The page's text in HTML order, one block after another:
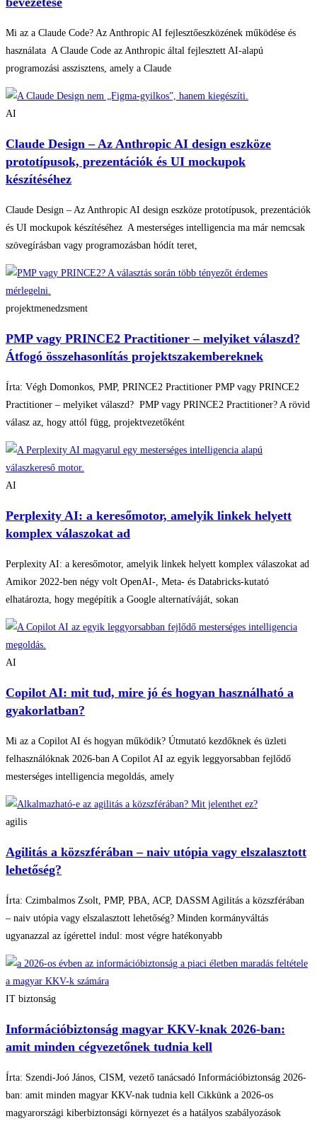
Mi az a Claude Code? Az Anthropic AI fejlesztőeszközének működése és
használata A Claude Code az Anthropic által fejlesztett AI-alapú
programozási asszisztens, amely a Claude
AI
Claude Design – Az Anthropic AI design eszköze
prototípusok, prezentációk és UI mockupok
készítéséhez
Claude Design – Az Anthropic AI design eszköze prototípusok, prezentációk
és UI mockupok készítéséhez A mesterséges intelligencia ma már nemcsak
szövegírásban vagy programozásban hódít teret,
projektmenedzsment
PMP vagy PRINCE2 Practitioner – melyiket válaszd?
Átfogó összehasonlítás projektszakembereknek
Írta: Végh Domonkos, PMP, PRINCE2 Practitioner PMP vagy PRINCE2
Practitioner – melyiket válaszd? PMP vagy PRINCE2 Practitioner? A rövid
válasz az, hogy attól függ, projektvezetőként
AI
Perplexity AI: a keresőmotor, amelyik linkek helyett
komplex válaszokat ad
Perplexity AI: a keresőmotor, amelyik linkek helyett komplex válaszokat ad
Amikor 2022-ben négy volt OpenAI-, Meta- és Databricks-kutató
elhatározta, hogy megépítik a Google alternatíváját, sokan
AI
Copilot AI: mit tud, mire jó és hogyan használható a
gyakorlatban?
Mi az a Copilot AI és hogyan működik? Útmutató kezdőknek és üzleti
felhasználóknak 2026-ban A Copilot AI az egyik leggyorsabban fejlődő
mesterséges intelligencia megoldás, amely
agilis
Agilitás a közszférában – naiv utópia vagy elszalasztott
lehetőség?
Írta: Czimbalmos Zsolt, PMP, PBA, ACP, DASSM Agilitás a közszférában
– naiv utópia vagy elszalasztott lehetőség? Minden kormányváltás
ugyanazzal az ígérettel indul: most végre hatékonyabb
IT biztonság
Információbiztonság magyar KKV-knak 2026-ban:
amit minden cégvezetőnek tudnia kell
Írta: Szendi-Joó János, CISM, vezető tanácsadó Információbiztonság 2026-
ban: amit minden magyar KKV-nak tudnia kell Cikkünk a 2026-os
magyarországi kiberbiztonsági környezet és a hatályos szabályozások